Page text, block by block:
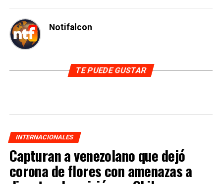
Notifalcon
TE PUEDE GUSTAR
INTERNACIONALES
Capturan a venezolano que dejó
corona de flores con amenazas a